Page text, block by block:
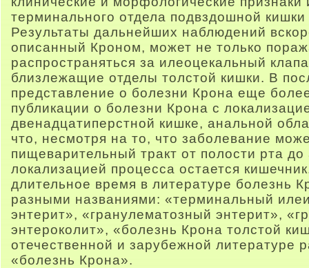
терминального отдела подвздошной
Результаты дальнейших наблюдений
описанный Кроном, может не только
распространяться за илеоцекальный
близлежащие отделы толстой кишки. В
представление о болезни Крона еще
публикации о болезни Крона с
двенадцатиперстной кишке, анальной
что, несмотря на то, что заболевание
пищеварительный тракт от полости рта
локализацией процесса остается
длительное время в литературе болезнь
разными названиями: «терминальный
энтерит», «гранулематозный энтерит»,
энтероколит», «болезнь Крона толстой
отечественной и зарубежной литературе
«болезнь Крона».